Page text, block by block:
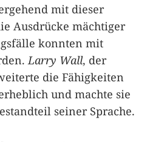
mit dieser
Ausdrücke mächtiger
konnten mit
Larry Wall, der
die Fähigkeiten
und machte sie
seiner Sprache.